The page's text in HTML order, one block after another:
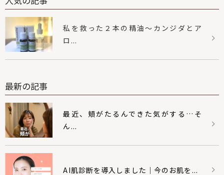
私を救った２本の精油〜カンジダとア
ロ...
最新の記事
最近、頬がたるんできた気がする…そ
ん...
AI肌診断を導入しました｜今のお肌を...